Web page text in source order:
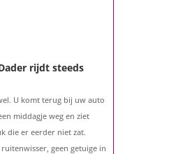
rijdt steeds
U komt terug bij uw auto
middagje weg en ziet
die er eerder niet zat.
geen getuige in